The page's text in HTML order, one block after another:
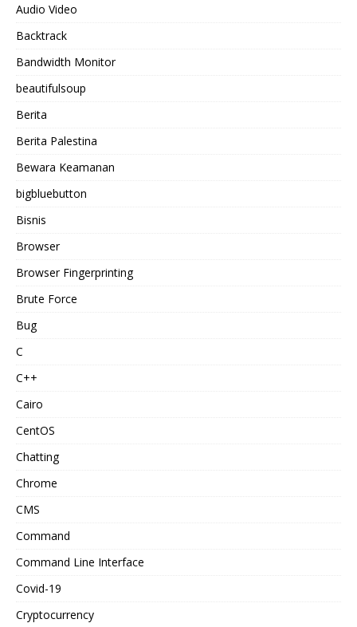
Audio Video
Backtrack
Bandwidth Monitor
beautifulsoup
Berita
Berita Palestina
Bewara Keamanan
bigbluebutton
Bisnis
Browser
Browser Fingerprinting
Brute Force
Bug
C
C++
Cairo
CentOS
Chatting
Chrome
CMS
Command
Command Line Interface
Covid-19
Cryptocurrency